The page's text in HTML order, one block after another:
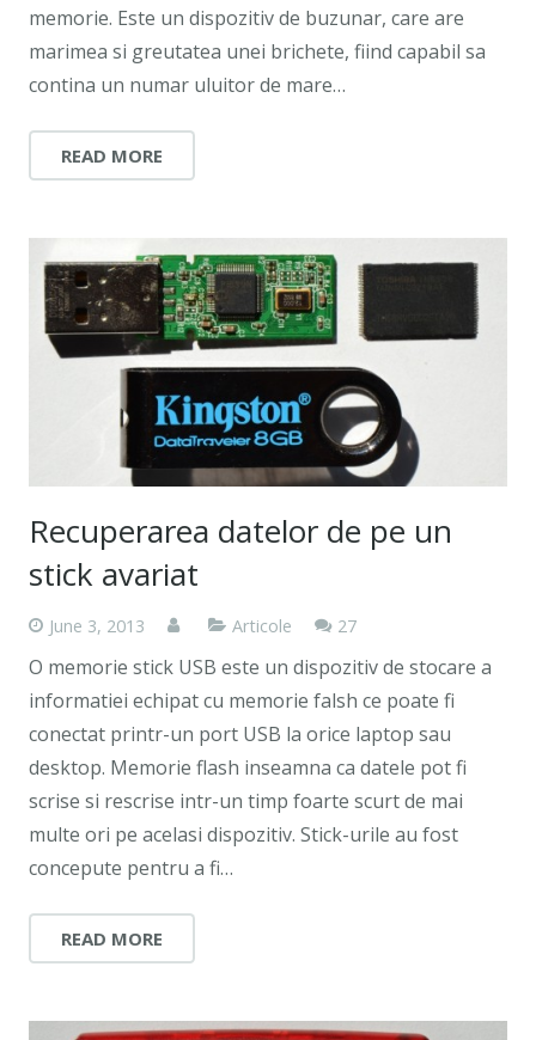
memorie. Este un dispozitiv de buzunar, care are
marimea si greutatea unei brichete, fiind capabil sa
contina un numar uluitor de mare…
READ MORE
Recuperarea datelor de pe un
stick avariat
June 3, 2013 Articole 27Comments
O memorie stick USB este un dispozitiv de stocare a
informatiei echipat cu memorie falsh ce poate fi
conectat printr-un port USB la orice laptop sau
desktop. Memorie flash inseamna ca datele pot fi
scrise si rescrise intr-un timp foarte scurt de mai
multe ori pe acelasi dispozitiv. Stick-urile au fost
concepute pentru a fi…
READ MORE